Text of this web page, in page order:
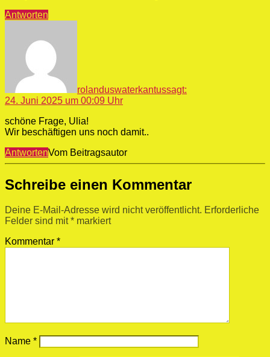
Antworten
rolanduswaterkantussagt:
24. Juni 2025 um 00:09 Uhr
schöne Frage, Ulia!
Wir beschäftigen uns noch damit..
AntwortenVom Beitragsautor
Schreibe einen Kommentar
Deine E-Mail-Adresse wird nicht veröffentlicht. Erforderliche
Felder sind mit* markiert
Kommentar *
Name *